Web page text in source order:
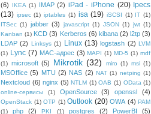
(6)
IKEA (1) IMAP (2) iPad - iPhone (20) Ipecs
(13) ipsec (1) iptables (1) isa (19) iSCSI (1) IT (1)
ITSec (1) jabber (3) javascript (1) JSON (1) jwt (1)
Kanban (1) KCD (3) Kerberos (6) kibana (2) l2tp (3)
LDAP (2) Linksys (1) Linux (13) logstash (2) LVM
(1) Lync (7) MAC-адрес (3) MAPI (1) MD-5 (1) mdf
(1) microsoft (5) Mikrotik (32) miro (1) msi (1)
MSOffice (5) MTU (2) NAS (2) NAT (1) netping (1)
Nextcloud (6) nginx (5) NTLM (1) OAB (1) OData (1)
online-сервисы
(1) OpenSource (3) openssl (4)
OpenStack (1) OTP (1) Outlook (20) OWA (4) PAM
(1)
php (2) PKI (1) postgres (2) PowerBI
(5)